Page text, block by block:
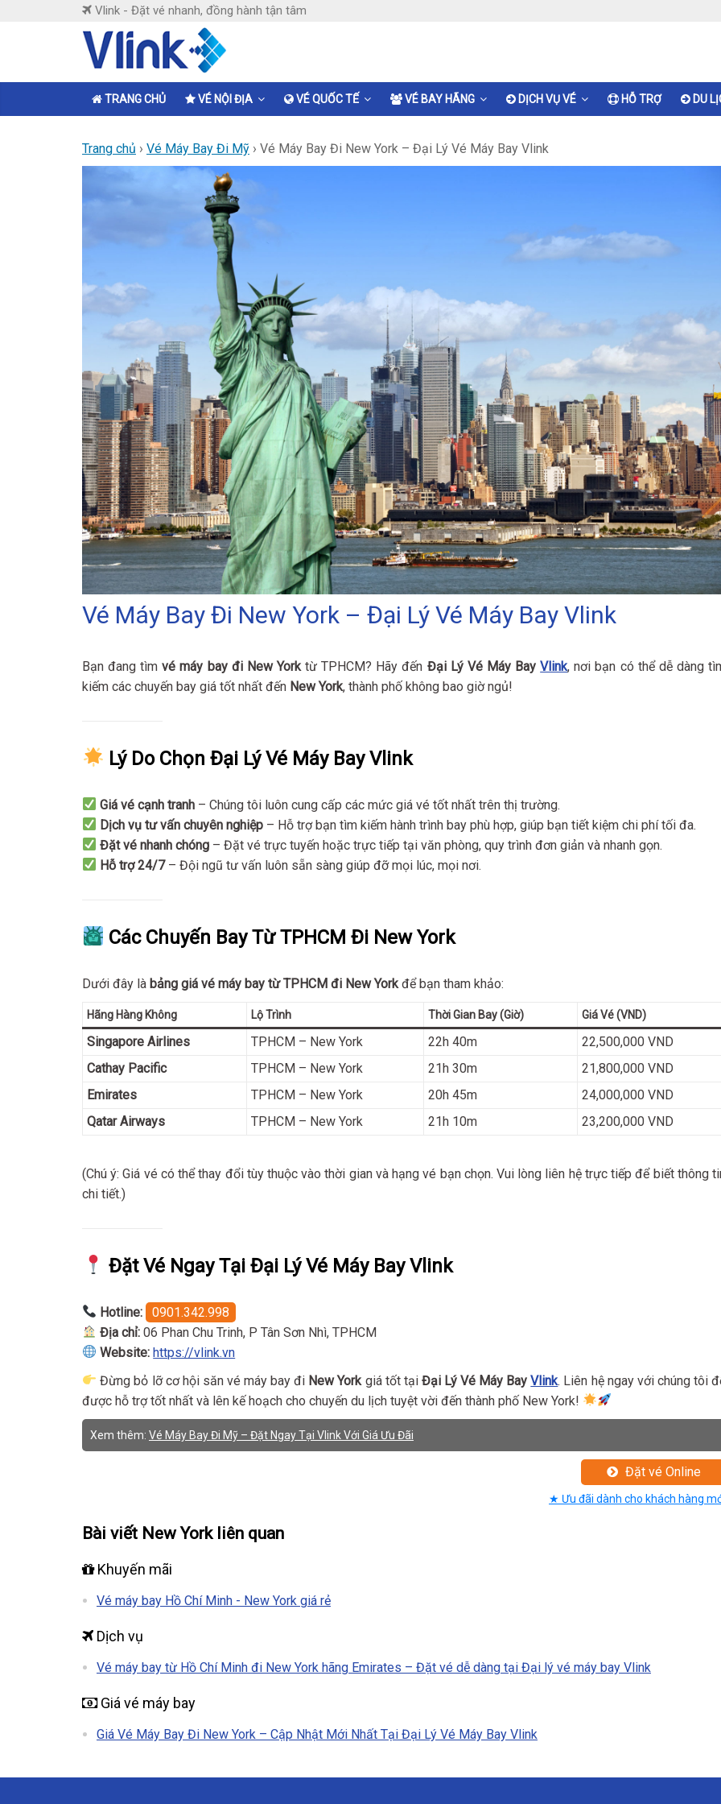
Vlink - Đặt vé nhanh, đồng hành tận tâm
Vlink
Đặt
vé
đồng
TRANG CHỦ VÉ NỘI ĐỊA VÉ QUỐC TẾ VÉ BAY HÃNG DỊCH VỤ VÉ HỖ TRỢ DU
Trang chủ › Vé Máy Bay Đi Mỹ › Vé Máy Bay Đi New York – Đại Lý Vé Máy Bay Vlink
Vé Máy Bay Đi New York – Đại Lý Vé Máy Bay Vlink
Bạn đang tìmvé máy bay đi New Yorktừ TPHCM? Hãy đến Đại Lý Vé Máy BayVlink, nơi bạn có thể dễ dàng
kiếm các chuyến bay giá tốt nhất đến New York, thành phố không bao giờ ngủ!
Lý Do Chọn Đại Lý Vé Máy Bay Vlink
Giá vé cạnh tranh – Chúng tôi luôn cung cấp các mức giá vé tốt nhất trên thị trường.
Dịch vụ tư vấn chuyên nghiệp – Hỗ trợ bạn tìm kiếm hành trình bay phù hợp, giúp bạn tiết kiệm chi phí tối đa.
Đặt vé nhanh chóng – Đặt vé trực tuyến hoặc trực tiếp tại văn phòng, quy trình đơn giản và nhanh gọn.
Hỗ trợ 24/7– Đội ngũ tư vấn luôn sẵn sàng giúp đỡ mọi lúc, mọi nơi.
Các Chuyến Bay Từ TPHCM Đi New York
Dưới đây là bảng giá vé máy bay từ TPHCM đi New York để bạn tham khảo:
Hãng Hàng Không Lộ Trình Thời Gian Bay (Giờ) Giá Vé (VND)
Singapore Airlines TPHCM – New York 22h 40m
22,500,000 VND
Cathay Pacific
TPHCM – New York 21h 30m
21,800,000 VND
Emirates
TPHCM – New York 20h 45m
24,000,000 VND
Qatar Airways
TPHCM – New York 21h 10m 23,200,000 VND
(Chú ý: Giá vé có thể thay đổi tùy thuộc vào thời gian và hạng vé bạn chọn. Vui lòng liên hệ trực tiếp để biết thông
chi tiết.)
Đặt Vé Ngay Tại Đại Lý Vé Máy Bay Vlink
Hotline:
0901.342.998
Địa chỉ: 06 Phan Chu Trinh, P Tân Sơn Nhì, TPHCM
Website: https://vlink.vn
Đừng bỏ lỡ cơ hội săn vé máy bay đi New York giá tốt tại Đại Lý Vé Máy BayVlink. Liên hệ ngay với chúng tôi
được hỗ trợ tốt nhất và lên kế hoạch cho chuyến du lịch tuyệt vời đến thành phố New York!
Xem thêm: Vé Máy Bay Đi Mỹ – Đặt Ngay Tại Vlink Với Giá Ưu Đãi
Đặt vé Online
★ Ưu đãi dành cho khách hàng
Bài viết New York liên quan
Khuyến mãi
Vé máy bay Hồ Chí Minh - New York giá rẻ
Dịch vụ
Vé máy bay từ Hồ Chí Minh đi New York hãng Emirates – Đặt vé dễ dàng tại Đại lý vé máy bay Vlink
Giá vé máy bay
Giá Vé Máy Bay Đi New York – Cập Nhật Mới Nhất Tại Đại Lý Vé Máy Bay Vlink